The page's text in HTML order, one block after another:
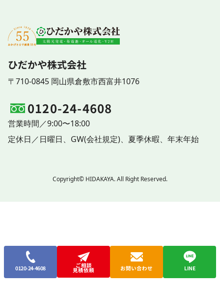
ひだかや株式会社
〒710-0845 岡山県倉敷市西富井1076
0120-24-4608
営業時間／9:00〜18:00
定休日／日曜日、 GW(会社規定)、 夏季休暇、 年末年始
Copyright© HIDAKAYA. All Right Reserved.
0120-24-4608 ご相談
見積依頼 お問い合わせ LINE